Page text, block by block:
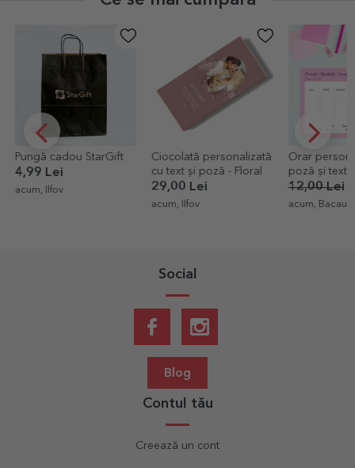
Ciocolată personalizată
cu text și poză - Floral
29,00 Lei
-40%
Orar personalizat cu o
poză și text - Inimioare
12,00 Lei
acum, Bacau
Mini
ciocolată
cu o poză
9,99 Lei
acum,
Social
Blog
Contul tău
Creează un cont